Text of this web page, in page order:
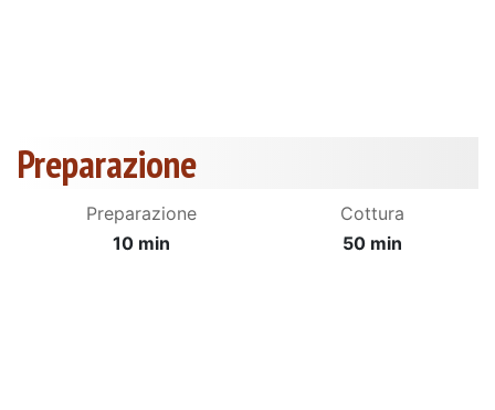
Preparazione
Preparazione
10 min
Cottura
50 min